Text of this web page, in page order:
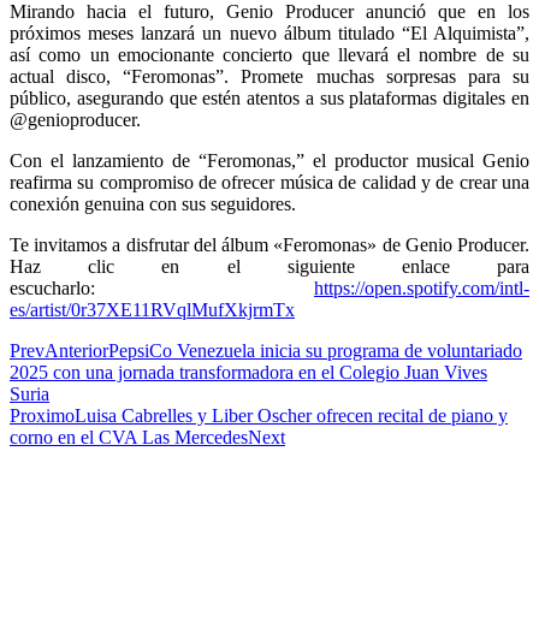
Mirando hacia el futuro, Genio Producer anunció que en los
próximos meses lanzará un nuevo álbum titulado “El Alquimista”,
así como un emocionante concierto que llevará el nombre de su
actual disco, “Feromonas”. Promete muchas sorpresas para su
público, asegurando que estén atentos a sus plataformas digitales en
@genioproducer.
Con el lanzamiento de “Feromonas,” el productor musical Genio
reafirma su compromiso de ofrecer música de calidad y de crear una
conexión genuina con sus seguidores.
Te invitamos a disfrutar del álbum «Feromonas» de Genio Producer.
Haz clic en el siguiente enlace para
escucharlo: https://open.spotify.com/intl-
es/artist/0r37XE11RVqlMufXkjrmTx
PrevAnteriorPepsiCo Venezuela inicia su programa de voluntariado
2025 con una jornada transformadora en el Colegio Juan Vives
Suria
ProximoLuisa Cabrelles y Liber Oscher ofrecen recital de piano y
corno en el CVA Las MercedesNext